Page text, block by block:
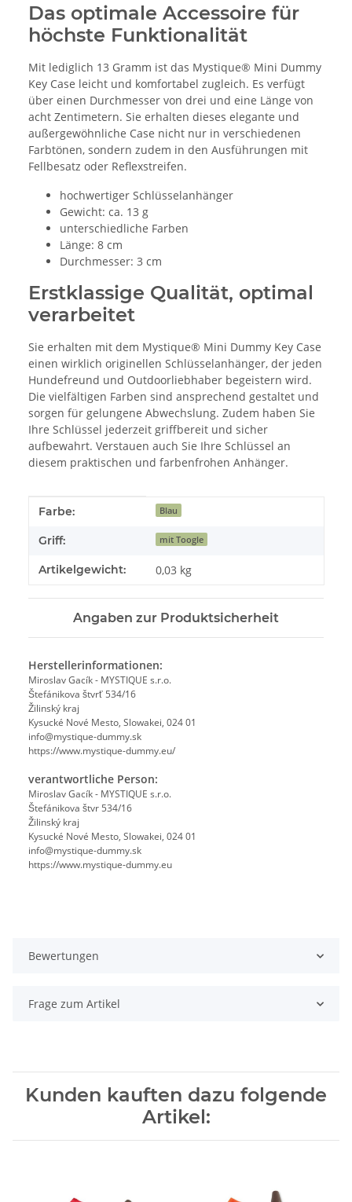
Das optimale Accessoire für
höchste Funktionalität
Mit lediglich 13 Gramm ist das Mystique® Mini Dummy
Key Case leicht und komfortabel zugleich. Es verfügt
über einen Durchmesser von drei und eine Länge von
acht Zentimetern. Sie erhalten dieses elegante und
außergewöhnliche Case nicht nur in verschiedenen
Farbtönen, sondern zudem in den Ausführungen mit
Fellbesatz oder Reflexstreifen.
hochwertiger Schlüsselanhänger
Gewicht: ca. 13 g
unterschiedliche Farben
Länge: 8 cm
Durchmesser: 3 cm
Erstklassige Qualität, optimal
verarbeitet
Sie erhalten mit dem Mystique® Mini Dummy Key Case
einen wirklich originellen Schlüsselanhänger, der jeden
Hundefreund und Outdoorliebhaber begeistern wird.
Die vielfältigen Farben sind ansprechend gestaltet und
sorgen für gelungene Abwechslung. Zudem haben Sie
Ihre Schlüssel jederzeit griffbereit und sicher
aufbewahrt. Verstauen auch Sie Ihre Schlüssel an
diesem praktischen und farbenfrohen Anhänger.
Produkteigenschaft
Wert
Farbe: Blau
Griff: mit Toogle
Artikelgewicht: 0,03 kg
Angaben zur Produktsicherheit
Herstellerinformationen:
Miroslav Gacík - MYSTIQUE s.r.o.
Štefánikova štvrť 534/16
Žilinský kraj
Kysucké Nové Mesto, Slowakei, 024 01
info@mystique-dummy.sk
https://www.mystique-dummy.eu/
verantwortliche Person:
Miroslav Gacík - MYSTIQUE s.r.o.
Štefánikova štvr 534/16
Žilinský kraj
Kysucké Nové Mesto, Slowakei, 024 01
info@mystique-dummy.sk
https://www.mystique-dummy.eu
Bewertungen
Frage zum Artikel
Kunden kauften dazu folgende
Artikel: